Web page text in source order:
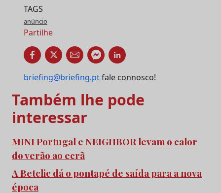
TAGS
anúncio
Partilhe
briefing@briefing.ptfale connosco!
Também lhe pode
interessar
MINI Portugal e NEIGHBOR levam o calor
do verão ao ecrã
A Betclic dá o pontapé de saída para a nova
época